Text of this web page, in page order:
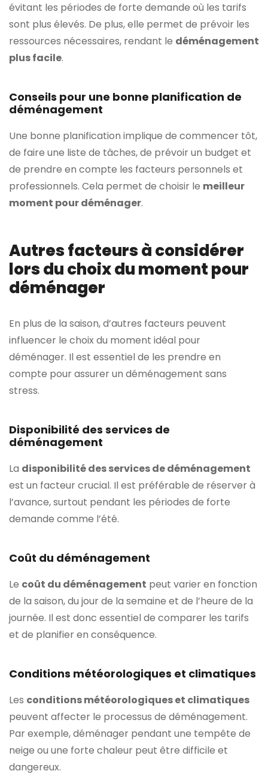
évitant les périodes de forte demande où les tarifs
sont plus élevés. De plus, elle permet de prévoir les
ressources nécessaires, rendant le déménagement
plus facile.
Conseils pour une bonne planification de
déménagement
Une bonne planification implique de commencer tôt,
de faire une liste de tâches, de prévoir un budget et
de prendre en compte les facteurs personnels et
professionnels. Cela permet de choisir le meilleur
moment pour déménager.
Autres facteurs à considérer
lors du choix du moment pour
déménager
En plus de la saison, d’autres facteurs peuvent
influencer le choix du moment idéal pour
déménager. Il est essentiel de les prendre en
compte pour assurer un déménagement sans
stress.
Disponibilité des services de
déménagement
La disponibilité des services de déménagement
est un facteur crucial. Il est préférable de réserver à
l’avance, surtout pendant les périodes de forte
demande comme l’été.
Coût du déménagement
Le coût du déménagement peut varier en fonction
de la saison, du jour de la semaine et de l’heure de la
journée. Il est donc essentiel de comparer les tarifs
et de planifier en conséquence.
Conditions météorologiques et climatiques
Les conditions météorologiques et climatiques
peuvent affecter le processus de déménagement.
Par exemple, déménager pendant une tempête de
neige ou une forte chaleur peut être difficile et
dangereux.